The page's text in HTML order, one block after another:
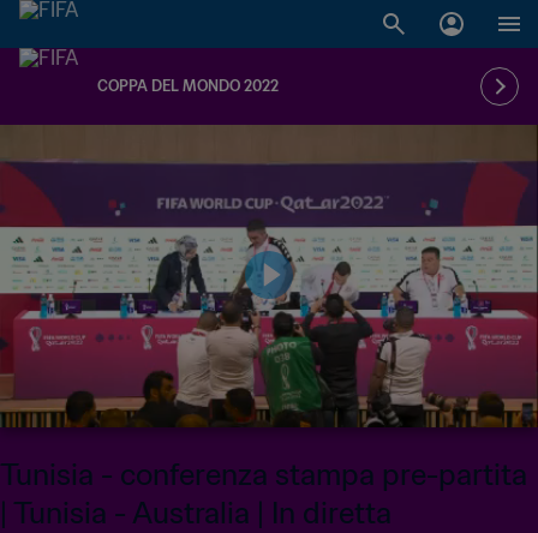
COPPA DEL MONDO 2022
Tunisia - conferenza stampa pre-partita
| Tunisia - Australia | In diretta